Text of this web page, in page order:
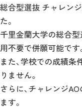
総合型選抜 チャレン
た。
千里金蘭大学の総合
用不要で併願可能です
また、学校での成績条
りません。
さらに、チャレンジ
ます。